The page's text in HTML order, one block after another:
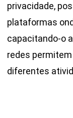
privacidade,
plataformas
capacitando-o
redes
diferentes